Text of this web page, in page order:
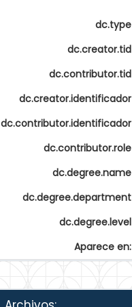
dc.type
dc.creator.tid
dc.contributor.tid
dc.creator.identificador
dc.contributor.identificador
dc.contributor.role
dc.degree.name
dc.degree.department
dc.degree.level
Aparece en: